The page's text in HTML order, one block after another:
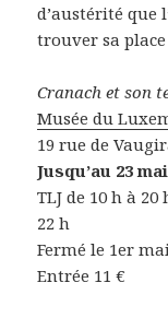
d’austérité que
trouver sa
Cranach et son
Musée du
19 rue de
Jusqu’au 23
TLJ de 10 h à
22 h
Fermé le 1er
Entrée 11 €